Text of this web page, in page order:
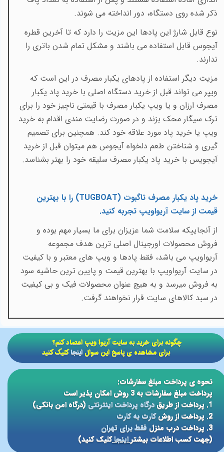
ذکر شده روی دستگاه، دور انداخته می شوند.
نوع قابل شارژ این پادها این مزیت را دارد که تا آخرین قطره
آیجوس قابل استفاده می باشند و مشکل تمام شدن باتری را
ندارند.
مزیت دیگر استفاده از پادهای یکبار مصرف در این است که
ویپر می تواند قبل از خرید دستگاه اصلی با خرید پاد یکبار
مصرف ارزان و یا ویپ یکبار مصرف با قیمتی ناچیز خود را برای
ترک سیگار محک بزند و در صورت رضایت مندی اقدام به خرید
ویپ یا خرید پاد مورد علاقه خود کند. همچنین برای تصمیم
گیری و شناختن طعم دلخواه آیجوس هم میتوان قبل از خرید
آیجویس با خرید پاد یکبار مصرف سلیقه خود را بهتر بشناسد.
خرید پاد یکبار مصرف تاگبوت (TUGBOAT
) را با بهترین
قیمت از سایت آریواویپ تجربه کنید.
از آنجاییکه سلامت شما عزیزان برای ما بسیار مهم بوده و
فروش محصولات اورجینال اصلی ترین هدف مجموعه
آریواویپ می باشد، فقط پادها و ویپ های معتبر و با کیفیت
در سایت آریواویپ با بهترین قیمت و پایین ترین حاشیه سود
به فروش میرسد و به هیچ عنوان محصولات فیک و بی کیفیت
در سبد کالاهای سایت قرار نخواهند گرفت.
نحوه ی پرداخت مبلغ سفارشات:
پرداخت مبلغ سفارشات به 3 روش امکان پذیر است
1. پرداخت از طریق
درگاه پرداخت اینترنتی(درگاه امن بانکی)
2. پرداخت از روش
کارت به کارت
3. پرداخت درب منزل
فقط برای تهران
(جهت کسب اطلاعات بیشتر اینجاکلیک کنید)
​​چگونه برای خرید به سایت آریوا ویپ اعتماد کنم؟
برای مشاهده ی پاسخ این سوالاینجاکلیک کنید